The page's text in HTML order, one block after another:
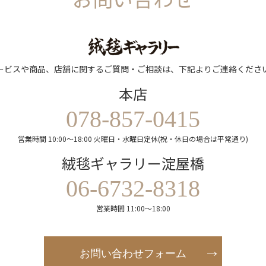
ビスや商品、店舗に関するご質問・ご相談は、下記よりご連絡くださ
本店
078-857-0415
営業時間 10:00～18:00 火曜日・水曜日定休(祝・休日の場合は平常通り)
絨毯ギャラリー淀屋橋
06-6732-8318
営業時間 11:00～18:00
お問い合わせフォーム